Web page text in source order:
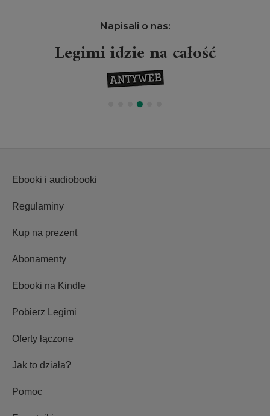
Napisali o nas:
Legimi idzie na całość
Ebooki i audiobooki
Regulaminy
Kup na prezent
Abonamenty
Ebooki na Kindle
Pobierz Legimi
Oferty łączone
Jak to działa?
Pomoc